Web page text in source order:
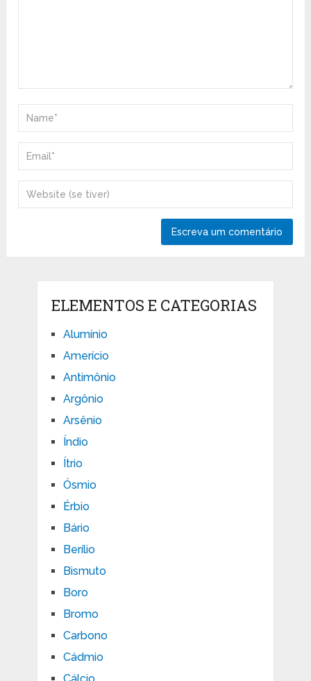
ELEMENTOS E CATEGORIAS
Alumínio
Amerício
Antimônio
Argônio
Arsênio
Índio
Ítrio
Ósmio
Érbio
Bário
Berílio
Bismuto
Boro
Bromo
Carbono
Cádmio